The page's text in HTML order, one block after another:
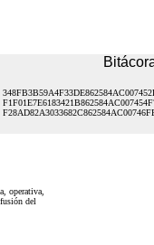
operativa,
del